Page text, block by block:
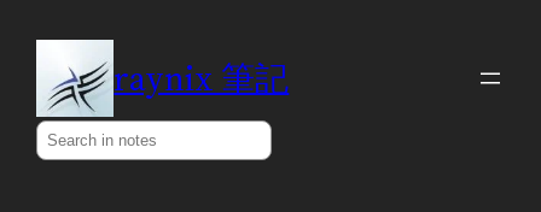
content
raynix 筆記
Search